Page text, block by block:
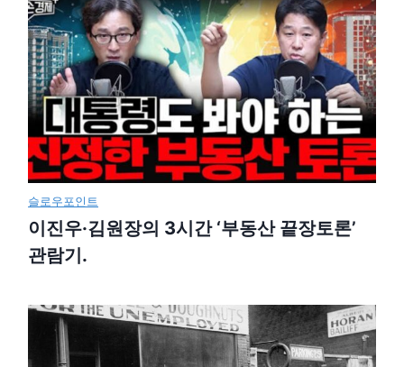
슬로우포인트
이진우·김원장의 3시간 ‘부동산 끝장토론’
관람기.